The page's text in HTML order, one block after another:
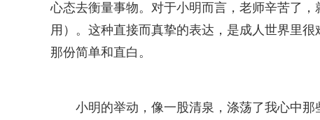
心态去衡量事物。对于小明而言，老师辛苦了
用）。这种直接而真挚的表达，是成人世界里
那份简单和直白。
小明的举动，像一股清泉，涤荡了我心中